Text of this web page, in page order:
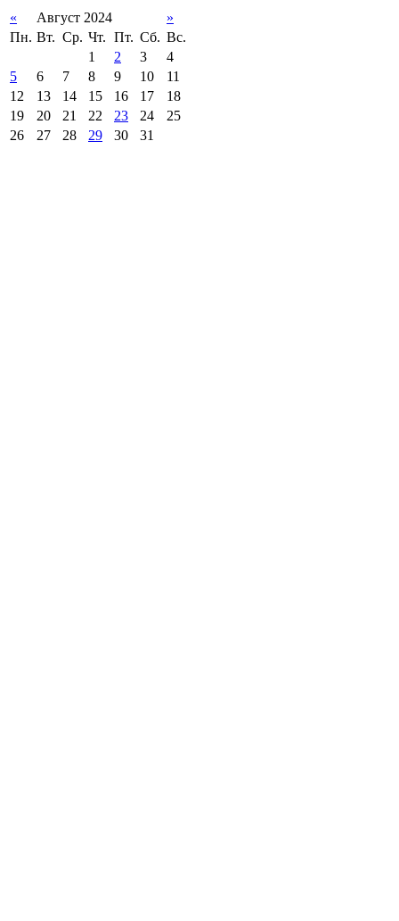
« Август 2024
»
Пн. Вт. Ср. Чт. Пт. Сб. Вс.
1
2 3
4
5
6 7 8 9 10
11
12
13 14 15 16 17
18
19
20 21 22 23 24
25
26
27 28 29 30 31